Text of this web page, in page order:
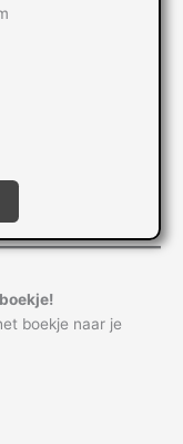
boekje naar je